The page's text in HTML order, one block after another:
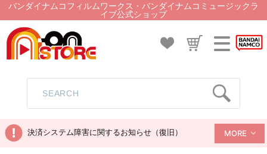
バンダイナムコフィルムワークス・バンダイナムコミュージックラ
イブ公式ショップ
決済システム障害に関するお知らせ（復旧） MORE